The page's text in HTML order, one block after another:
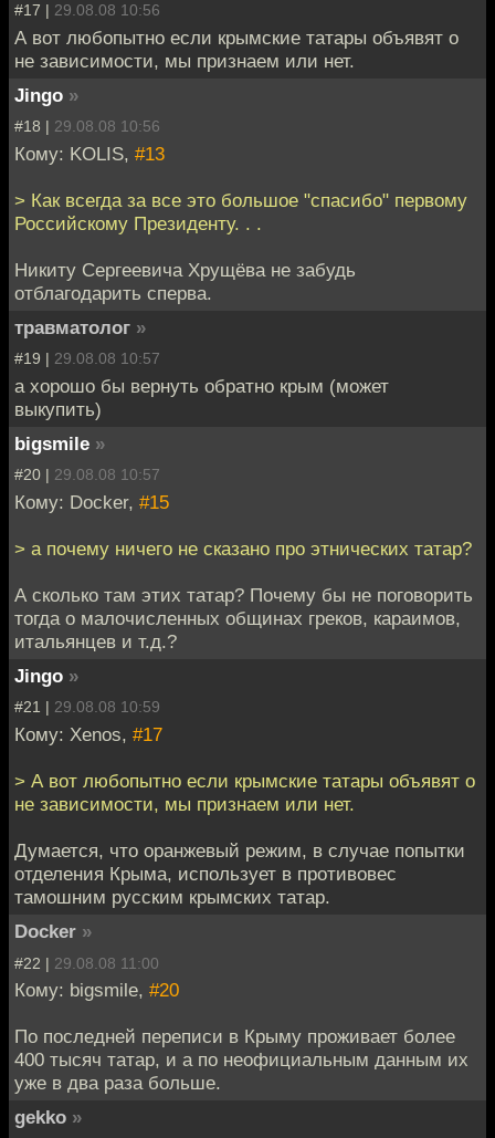
#17 | 29.08.08 10:56
А вот любопытно если крымские татары объявят о
не зависимости, мы признаем или нет.
Jingo »
#18 | 29.08.08 10:56
Кому: KOLIS, #13
> Как всегда за все это большое "спасибо" первому
Российскому Президенту. . .
Никиту Сергеевича Хрущёва не забудь
отблагодарить сперва.
травматолог »
#19 | 29.08.08 10:57
а хорошо бы вернуть обратно крым (может
выкупить)
bigsmile »
#20 | 29.08.08 10:57
Кому: Docker, #15
> а почему ничего не сказано про этнических татар?
А сколько там этих татар? Почему бы не поговорить
тогда о малочисленных общинах греков, караимов,
итальянцев и т.д.?
Jingo »
#21 | 29.08.08 10:59
Кому: Xenos, #17
> А вот любопытно если крымские татары объявят о
не зависимости, мы признаем или нет.
Думается, что оранжевый режим, в случае попытки
отделения Крыма, использует в противовес
тамошним русским крымских татар.
Docker »
#22 | 29.08.08 11:00
Кому: bigsmile, #20
По последней переписи в Крыму проживает более
400 тысяч татар, и а по неофициальным данным их
уже в два раза больше.
gekko »